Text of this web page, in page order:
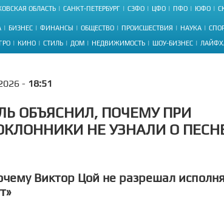
ОБЛАСТЬ САНКТ-ПЕТЕРБУРГ СЗФО ЦФО ПФО ЮФО
БИЗНЕС ФИНАНСЫ ОБЩЕСТВО ПРОИСШЕСТВИЯ НАУКА
КИНО СТИЛЬ ДОМ НЕДВИЖИМОСТЬ ШОУ-БИЗНЕС
- 18:51
ОБЪЯСНИЛ, ПОЧЕМУ ПРИ
НЕ УЗНАЛИ О
Виктор Цой не разрешал